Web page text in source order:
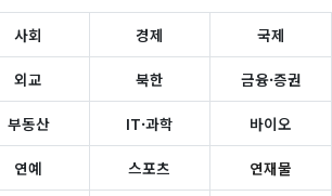
사회 경제 국제
외교 북한 금융·증권
부동산 IT·과학 바이오
연예 스포츠 연재물